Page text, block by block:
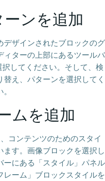
ンを追加
デザインされたブロックのグ
ィターの上部にあるツールバ
してください。そして、検
え、パターンを選択してく
ムを追加
コンテンツのためのスタイ
ます。画像ブロックを選択し
ーにある「スタイル」パネル
レーム」ブロックスタイルを